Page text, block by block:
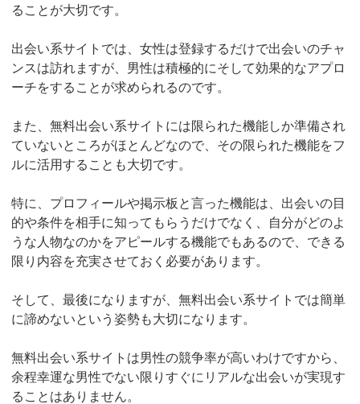
ることが大切です。
出会い系サイトでは、女性は登録するだけで出会いのチャ
ンスは訪れますが、男性は積極的にそして効果的なアプロ
ーチをすることが求められるのです。
また、無料出会い系サイトには限られた機能しか準備され
ていないところがほとんどなので、その限られた機能をフ
ルに活用することも大切です。
特に、プロフィールや掲示板と言った機能は、出会いの目
的や条件を相手に知ってもらうだけでなく、自分がどのよ
うな人物なのかをアピールする機能でもあるので、できる
限り内容を充実させておく必要があります。
そして、最後になりますが、無料出会い系サイトでは簡単
に諦めないという姿勢も大切になります。
無料出会い系サイトは男性の競争率が高いわけですから、
余程幸運な男性でない限りすぐにリアルな出会いが実現す
ることはありません。